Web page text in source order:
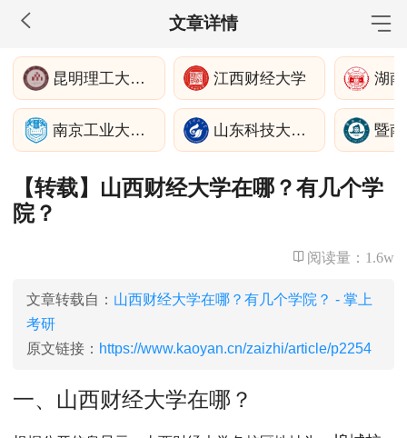
文章详情
MBA工商管理
院校库 考试报名 招生政策 学制学费
报名流程
考试真题
报考经验 招生简章
MEM工程管理
院校库
MPA公共管理
院校库
MPAcc会计专硕
昆明理工大学建筑工程学院 江西财经大学 湖
南京工业大学经济与管理学院 山东科技大学土木工程与建筑学院
【转载】山西财经大学在哪？有几个学
院？
阅读量： 1.6w
文章转载自： 山西财经大学在哪？有几个学院？ - 掌上
考研
原文链接： https://www.kaoyan.cn/zaizhi/article/p2254
一、山西财经大学在哪？